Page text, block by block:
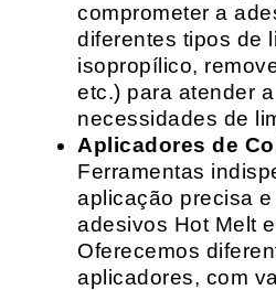
comprometer a
diferentes tipos de
isopropílico,
etc.) para atender
necessidades de
Aplicadores de
Ferramentas
aplicação precisa
adesivos Hot Melt
Oferecemos
aplicadores, com